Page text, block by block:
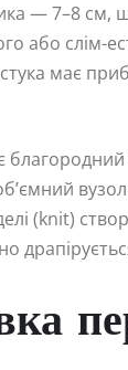
— 7–8 см,
або
має
(knit)